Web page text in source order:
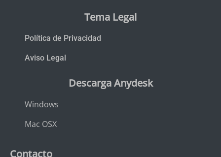
Tema Legal
Política de Privacidad
Aviso Legal
Descarga Anydesk
Windows
Mac OSX
Contacto